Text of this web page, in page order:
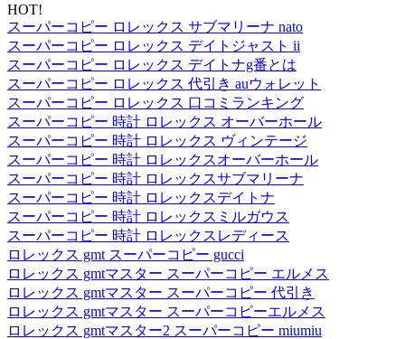
HOT!
スーパーコピー ロレックス サブマリーナ nato
スーパーコピー ロレックス デイトジャスト ii
スーパーコピー ロレックス デイトナg番とは
スーパーコピー ロレックス 代引き auウォレット
スーパーコピー ロレックス 口コミランキング
スーパーコピー 時計 ロレックス オーバーホール
スーパーコピー 時計 ロレックス ヴィンテージ
スーパーコピー 時計 ロレックスオーバーホール
スーパーコピー 時計 ロレックスサブマリーナ
スーパーコピー 時計 ロレックスデイトナ
スーパーコピー 時計 ロレックスミルガウス
スーパーコピー 時計 ロレックスレディース
ロレックス gmt スーパーコピー gucci
ロレックス gmtマスター スーパーコピー エルメス
ロレックス gmtマスター スーパーコピー 代引き
ロレックス gmtマスター スーパーコピーエルメス
ロレックス gmtマスター2 スーパーコピー miumiu